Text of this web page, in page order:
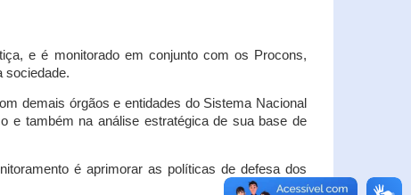
e é monitorado em conjunto com os Procons,
sociedade.
demais órgãos e entidades do Sistema Nacional
e também na análise estratégica de sua base de
é aprimorar as políticas de defesa dos